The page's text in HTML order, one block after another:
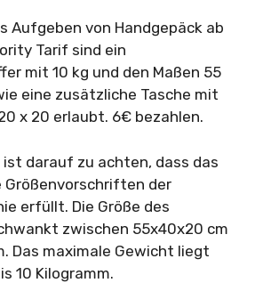
Aufgeben von Handgepäck ab
Tarif sind ein
mit 10 kg und den Maßen 55
eine zusätzliche Tasche mit
x 20 erlaubt. 6€ bezahlen.
ist darauf zu achten, dass das
Größenvorschriften der
erfüllt. Die Größe des
zwischen 55x40x20 cm
Das maximale Gewicht liegt
10 Kilogramm.